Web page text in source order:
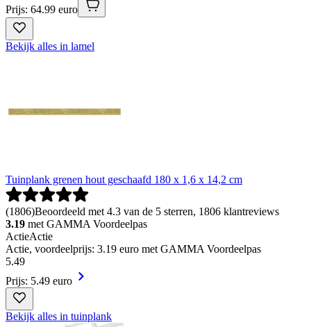
Prijs: 64.99 euro
Bekijk alles in lamel
Tuinplank grenen hout geschaafd 180 x 1,6 x 14,2 cm
(1806)Beoordeeld met 4.3 van de 5 sterren, 1806 klantreviews
3.19 met GAMMA Voordeelpas
ActieActie
Actie, voordeelprijs: 3.19 euro met GAMMA Voordeelpas
5.49
Prijs: 5.49 euro
Bekijk alles in tuinplank